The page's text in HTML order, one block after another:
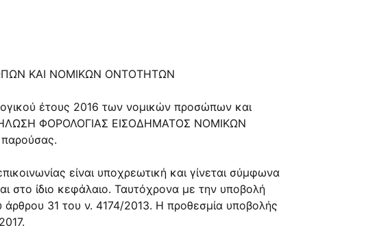
ΚΑΙ ΝΟΜΙΚΩΝ ΟΝΤΟΤΗΤΩΝ
έτους 2016 των νομικών προσώπων και
ΦΟΡΟΛΟΓΙΑΣ ΕΙΣΟΔΗΜΑΤΟΣ ΝΟΜΙΚΩΝ
είναι υποχρεωτική και γίνεται σύμφωνα
στο ίδιο κεφάλαιο. Ταυτόχρονα με την υποβολή
31 του ν. 4174/2013. Η προθεσμία υποβολής